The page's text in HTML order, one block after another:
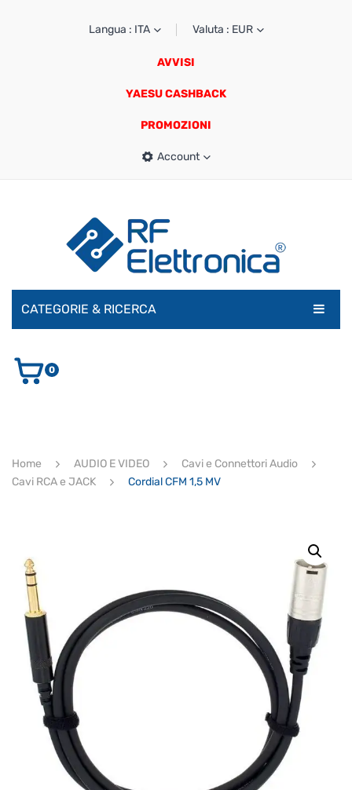
Langua : ITA Valuta : EUR
AVVISI
YAESU CASHBACK
PROMOZIONI
Account
CATEGORIE & RICERCA
AUDIO E VIDEO
ULTIMI ARRIVI
0
Home AUDIO E VIDEO
Cavi e Connettori Audio
Cavi RCA e JACK
Cordial CFM 1,5 MV
Supporto clienti RF Assist
Ciao, Come posso aiutarti?
Puoi chiedermi informazioni generali o specifiche su certi
prodotti.
Per ottenere dettagli su un determinato prodotto